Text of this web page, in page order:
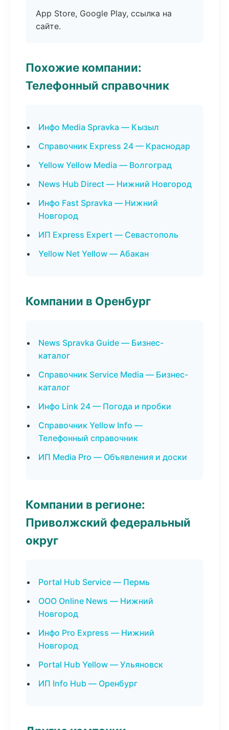
App Store, Google Play, ссылка на
сайте.
Похожие компании:
Телефонный справочник
Инфо Media Spravka — Кызыл
Справочник Express 24 — Краснодар
Yellow Yellow Media — Волгоград
News Hub Direct — Нижний Новгород
Инфо Fast Spravka — Нижний
Новгород
ИП Express Expert — Севастополь
Yellow Net Yellow — Абакан
Компании в Оренбург
News Spravka Guide — Бизнес-
каталог
Справочник Service Media — Бизнес-
каталог
Инфо Link 24 — Погода и пробки
Справочник Yellow Info —
Телефонный справочник
ИП Media Pro — Объявления и доски
Компании в регионе:
Приволжский федеральный
округ
Portal Hub Service — Пермь
ООО Online News — Нижний
Новгород
Инфо Pro Express — Нижний
Новгород
Portal Hub Yellow — Ульяновск
ИП Info Hub — Оренбург